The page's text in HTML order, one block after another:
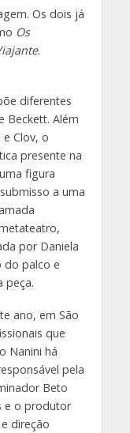
Os dois já
Os
.
diferentes
Beckett. Além
Clov, o
presente na
figura
a uma
por Daniela
do palco e
peça.
ano, em São
que
Nanini há
pela
Beto
e o produtor
direção